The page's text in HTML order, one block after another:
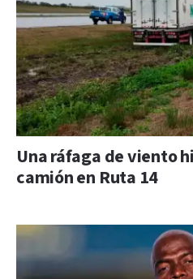
Una ráfaga de viento
camión en Ruta 14